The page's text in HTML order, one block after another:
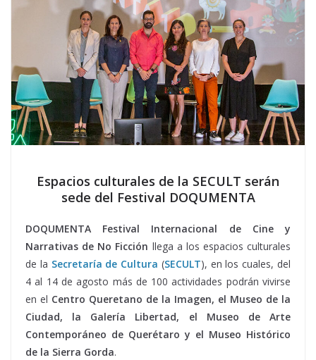
Espacios culturales de la SECULT serán
sede del Festival DOQUMENTA
DOQUMENTA Festival Internacional de Cine y
Narrativas de No Ficción llega a los espacios culturales
de la Secretaría de Cultura (SECULT), en los cuales, del
4 al 14 de agosto más de 100 actividades podrán vivirse
en el Centro Queretano de la Imagen, el Museo de la
Ciudad, la Galería Libertad, el Museo de Arte
Contemporáneo de Querétaro y el Museo Histórico
de la Sierra Gorda.